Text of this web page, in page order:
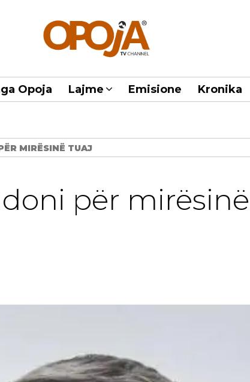
Opoja Lajme Emisione Kronika
MIRËSINË TUAJ
për